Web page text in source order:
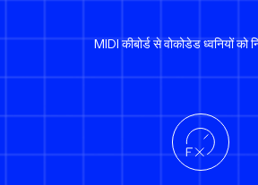
MIDI कीबोर्ड से वोकोडेड ध्वनियों को